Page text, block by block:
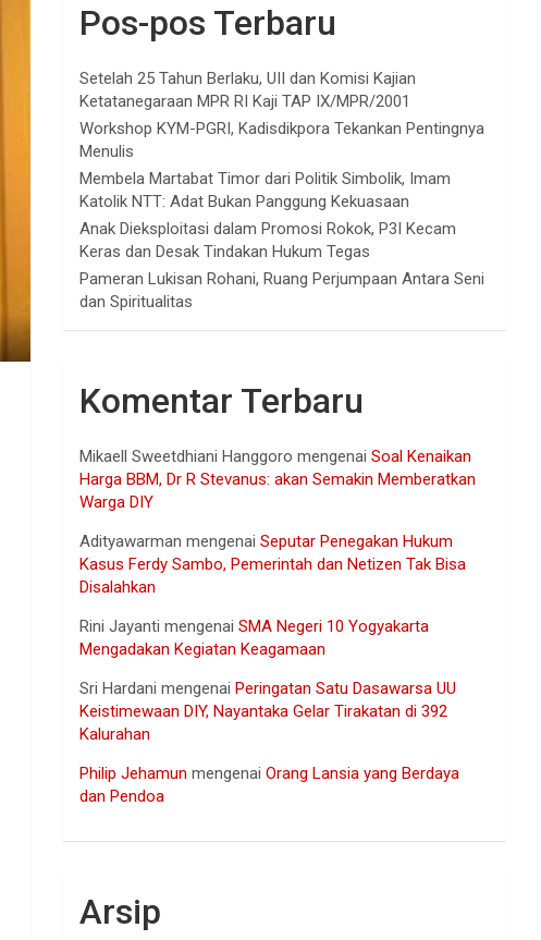
Pos-pos Terbaru
Setelah 25 Tahun Berlaku, UII dan Komisi Kajian
Ketatanegaraan MPR RI Kaji TAP IX/MPR/2001
Workshop KYM-PGRI, Kadisdikpora Tekankan Pentingnya
Menulis
Membela Martabat Timor dari Politik Simbolik, Imam
Katolik NTT: Adat Bukan Panggung Kekuasaan
Anak Dieksploitasi dalam Promosi Rokok, P3I Kecam
Keras dan Desak Tindakan Hukum Tegas
Pameran Lukisan Rohani, Ruang Perjumpaan Antara Seni
dan Spiritualitas
Komentar Terbaru
Mikaell Sweetdhiani Hanggoro mengenaiSoal Kenaikan
Harga BBM, Dr R Stevanus: akan Semakin Memberatkan
Warga DIY
Adityawarman mengenaiSeputar Penegakan Hukum
Kasus Ferdy Sambo, Pemerintah dan Netizen Tak Bisa
Disalahkan
Rini Jayanti mengenaiSMA Negeri 10 Yogyakarta
Mengadakan Kegiatan Keagamaan
Sri Hardani mengenaiPeringatan Satu Dasawarsa UU
Keistimewaan DIY, Nayantaka Gelar Tirakatan di 392
Kalurahan
Philip Jehamun mengenaiOrang Lansia yang Berdaya
dan Pendoa
Arsip